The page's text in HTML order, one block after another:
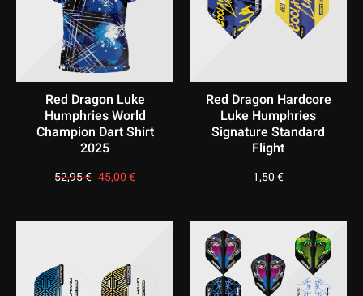
Red Dragon Luke
Humphries World
Champion Dart Shirt
2025
52,95€ Ursprünglicher
Preis
45,00€Aktueller
Preis
Red Dragon Hardcore
Luke Humphries
Signature Standard
Flight
1,50€